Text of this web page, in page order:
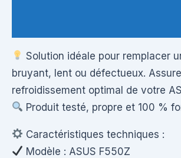
Solution idéale pour remplacer
bruyant, lent ou défectueux.
refroidissement optimal de votre
Produit testé, propre et 100 %
Caractéristiques techniques :
Modèle : ASUS F550Z